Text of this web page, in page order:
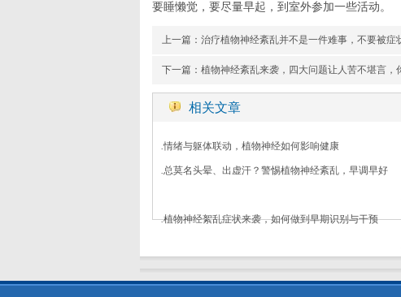
要睡懒觉，要尽量早起，到室外参加一些活动。
上一篇： 治疗植物神经紊乱并不是一件难事，不要被症
下一篇： 植物神经紊乱来袭，四大问题让人苦不堪言，
相关文章
.情绪与躯体联动，植物神经如何影响健康
.总莫名头晕、出虚汗？警惕植物神经紊乱，早调早好
.植物神经絮乱症状来袭，如何做到早期识别与干预